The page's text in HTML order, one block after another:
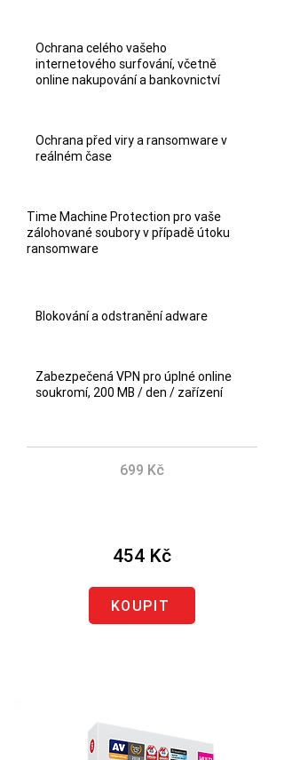
Ochrana celého vašeho
internetového surfování, včetně
online nakupování a bankovnictví
Ochrana před viry a ransomware v
reálném čase
Time Machine Protection pro vaše
zálohované soubory v případě útoku
ransomware
Blokování a odstranění adware
Zabezpečená VPN pro úplné online
soukromí, 200 MB / den / zařízení
699 Kč
454 Kč
KOUPIT